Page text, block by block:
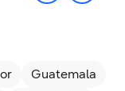
Guatemala